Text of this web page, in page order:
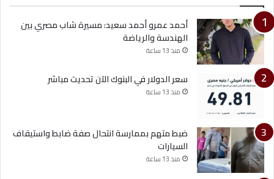
أحمد عمرو أحمد سعيد: مسيرة شاب مصري بين
الهندسة والرياضة
منذ 13 ساعة
سعر الدولار في البنوك الآن تحديث مباشر
منذ 13 ساعة
ضبط متهم بممارسة انتحال صفة ضابط واستيقاف
السيارات
منذ 13 ساعة